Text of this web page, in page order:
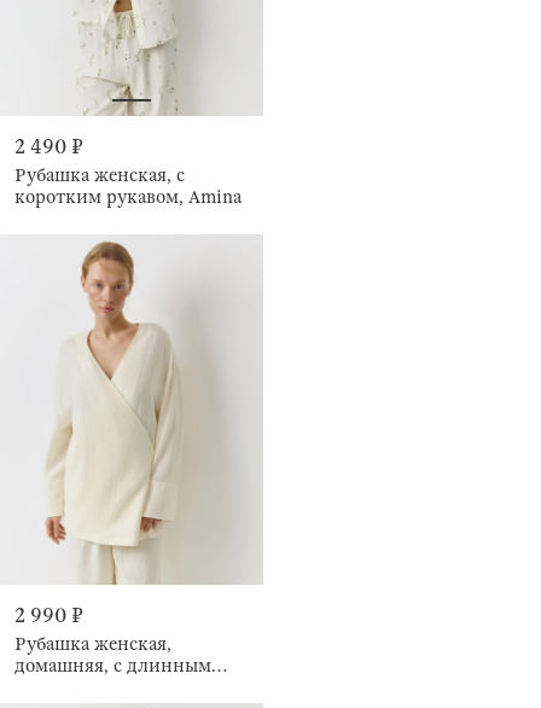
2 490 ₽
Рубашка женская, с
коротким рукавом, Amina
2 990 ₽
Рубашка женская,
домашняя, с длинным